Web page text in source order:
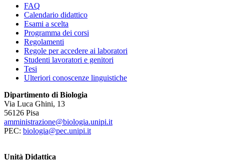
FAQ
Calendario didattico
Esami a scelta
Programma dei corsi
Regolamenti
Regole per accedere ai laboratori
Studenti lavoratori e genitori
Tesi
Ulteriori conoscenze linguistiche
Dipartimento di Biologia
Via Luca Ghini, 13
56126 Pisa
amministrazione@biologia.unipi.it
PEC: biologia@pec.unipi.it
Unità Didattica